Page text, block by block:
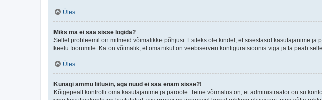
Üles
Miks ma ei saa sisse logida?
Sellel probleemil on mitmeid võimalikke põhjusi. Esiteks ole kindel, et sisestasid kasutajanime
keelu foorumile. Ka on võimalik, et omanikul on veebiserveri konfiguratsioonis viga ja ta peab
Üles
Kunagi ammu liitusin, aga nüüd ei saa enam sisse?!
Kõigepealt kontrolli oma kasutajanime ja paroole. Teine võimalus on, et administraator on su